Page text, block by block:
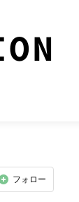
フォロー